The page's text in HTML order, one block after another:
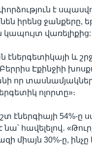
է
իրենց
վառելիքից:
և
Էքինջիի
որ
ոլորտը»։
էներգիայի 54%-ը
հավելելով․
30%-ը, ինչը